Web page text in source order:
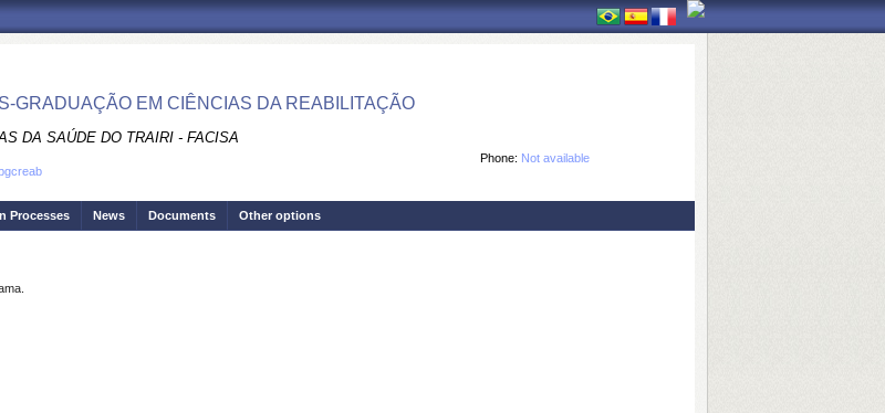
GRADUAÇÃO EM CIÊNCIAS DA REABILITAÇÃO
DA SAÚDE DO TRAIRI - FACISA
Phone: Not available
Processes News Documents Other options